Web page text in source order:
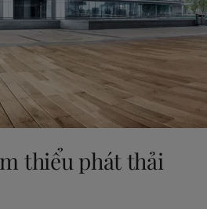
thiểu phát thải